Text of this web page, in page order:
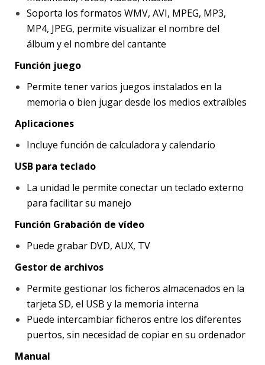
Soporta los formatos WMV, AVI, MPEG, MP3,
MP4, JPEG, permite visualizar el nombre del
álbum y el nombre del cantante
Función juego
Permite tener varios juegos instalados en la
memoria o bien jugar desde los medios extraíbles
Aplicaciones
Incluye función de calculadora y calendario
USB para teclado
La unidad le permite conectar un teclado externo
para facilitar su manejo
Función Grabación de vídeo
Puede grabar DVD, AUX, TV
Gestor de archivos
Permite gestionar los ficheros almacenados en la
tarjeta SD, el USB y la memoria interna
Puede intercambiar ficheros entre los diferentes
puertos, sin necesidad de copiar en su ordenador
Manual